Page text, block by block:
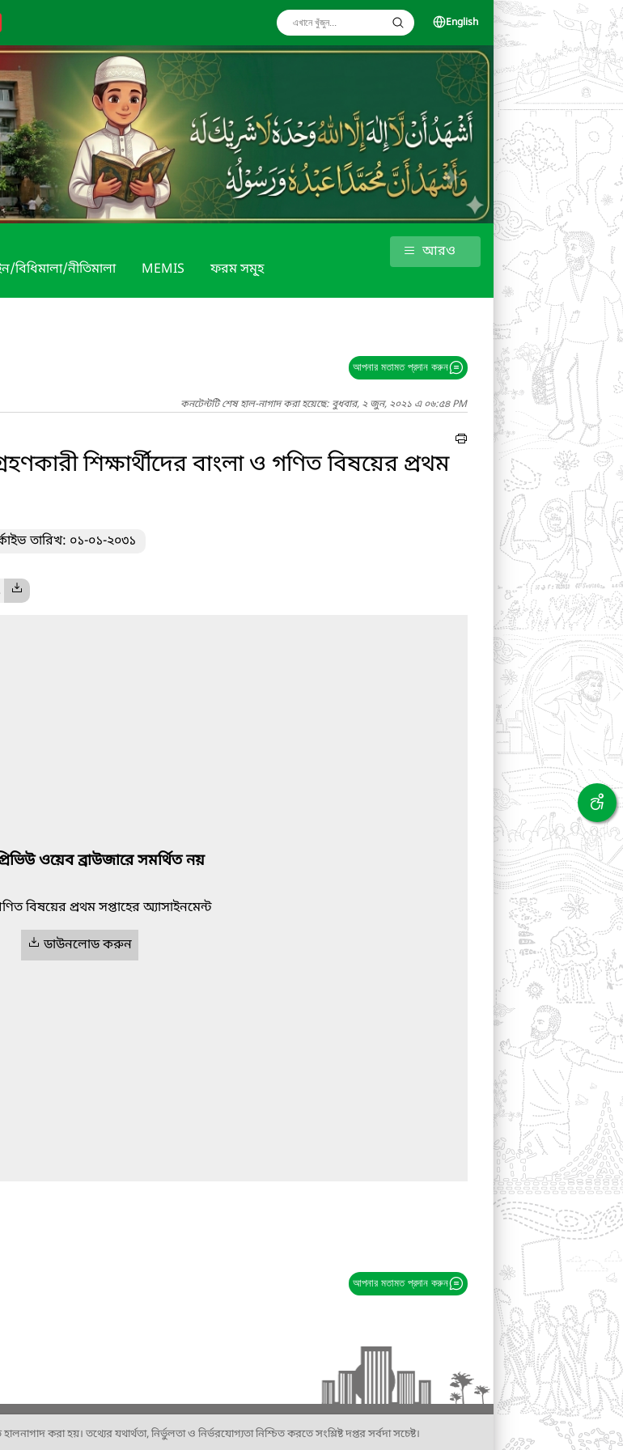
English
বিধিমালা/নীতিমালা MEMIS ফরম সমূ্হ
আরও
আপনার মতামত প্রদান করুন
কনটেন্টটি শেষ হাল-নাগাদ করা হয়েছে: বুধবার, ২ জুন, ২০২১ এ ০৬:৫৪ PM
শিক্ষার্থীদের বাংলা ও গণিত বিষয়ের প্রথম
তারিখ: ০১-০১-২০৩১
ওয়েব ব্রাউজারে সমর্থিত নয়
বিষয়ের প্রথম সপ্তাহের অ্যাসাইনমেন্ট
ডাউনলোড করুন
আপনার মতামত প্রদান করুন
করা হয়। তথ্যের যথার্থতা, নির্ভুলতা ও নির্ভরযোগ্যতা নিশ্চিত করতে সংশ্লিষ্ট দপ্তর সর্বদা সচেষ্ট।